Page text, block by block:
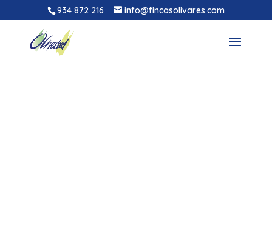
934 872 216 info@fincasolivares.com